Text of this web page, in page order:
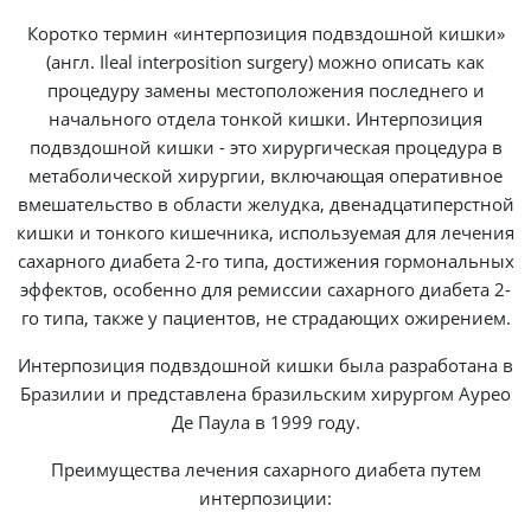
Коротко термин «интерпозиция подвздошной кишки»
(англ. Ileal interposition surgery) можно описать как
процедуру замены местоположения последнего и
начального отдела тонкой кишки. Интерпозиция
подвздошной кишки - это хирургическая процедура в
метаболической хирургии, включающая оперативное
вмешательство в области желудка, двенадцатиперстной
кишки и тонкого кишечника, используемая для лечения
сахарного диабета 2-го типа, достижения гормональных
эффектов, особенно для ремиссии сахарного диабета 2-
го типа, также у пациентов, не страдающих ожирением.
Интерпозиция подвздошной кишки была разработана в
Бразилии и представлена бразильским хирургом Аурео
Де Паула в 1999 году.
Преимущества лечения сахарного диабета путем
интерпозиции: